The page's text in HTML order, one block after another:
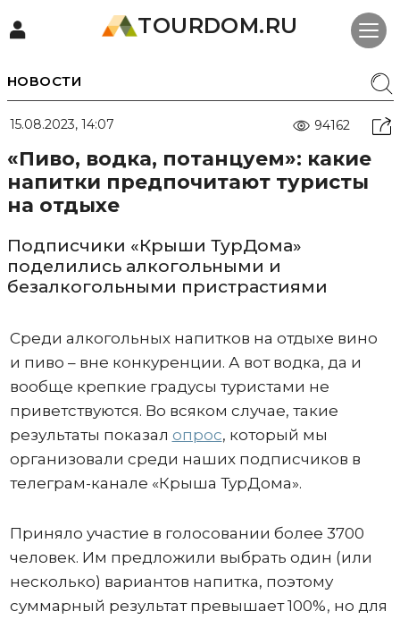
TOURDOM.RU
НОВОСТИ
15.08.2023, 14:07 94162
«Пиво, водка, потанцуем»: какие
напитки предпочитают туристы
на отдыхе
Подписчики «Крыши ТурДома»
поделились алкогольными и
безалкогольными пристрастиями
Среди алкогольных напитков на отдыхе вино
и пиво – вне конкуренции. А вот водка, да и
вообще крепкие градусы туристами не
приветствуются. Во всяком случае, такие
результаты показал опрос, который мы
организовали среди наших подписчиков в
телеграм-канале «Крыша ТурДома».
Приняло участие в голосовании более 3700
человек. Им предложили выбрать один (или
несколько) вариантов напитка, поэтому
суммарный результат превышает 100%, но для